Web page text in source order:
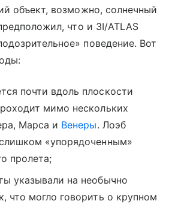
объект, возможно, солнечный
что и 3I/ATLAS
поведение. Вот
почти вдоль плоскости
мимо нескольких
Марса и Венеры. Лоэб
«упорядоченным»
пролета;
указывали на необычно
что могло говорить о крупном